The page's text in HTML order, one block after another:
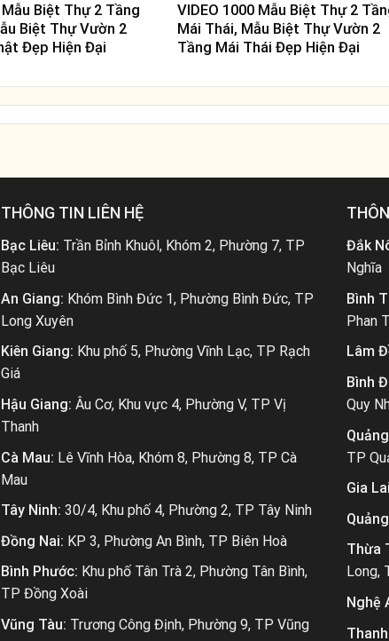
Mẫu Biệt Thự 2 Tầng
Biệt Thự Vườn 2
Đẹp Hiện Đại
VIDEO 1000 Mẫu Biệt Thự 2
Mái Thái, Mẫu Biệt Thự Vườn 2
Tầng Mái Thái Đẹp Hiện Đại
THÔNG TIN LIÊN HỆ
Bạc Liêu: Trần Bỉnh Khuôl, Khóm 2, Phường 7, TP
Bạc Liêu
An Giang: Khóm Bình Đức 1, Phường Bình Đức, TP
Long Xuyên
Kiên Giang: Khu phố 5, Phường Vĩnh Lạc, TP Rạch
Giá
Hậu Giang: Âu Cơ, Khu vực 4, Phường V, TP Vị
Thanh
Cà Mau: Lê Vĩnh Hòa, Khóm 8, Phường 8, TP Cà
Mau
Tây Ninh: 30/4, Khu phố 4, Phường 2, TP Tây Ninh
Đồng Nai: KP 3, Phường An Bình, TP Biên Hoà
Bình Phước: Khu phố Tân Trà 2, Phường Tân Bình,
TP Đồng Xoài
Vũng Tàu: Trương Công Định, Phường 9, TP Vũng
Đắk
Nghĩa
Bình
Phan
Lâm
Bình
Quy
TP
Gia
Thừa
Long,
Nghệ